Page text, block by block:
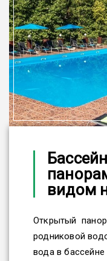
видом
Открытый
родниковой
вода в бассейне